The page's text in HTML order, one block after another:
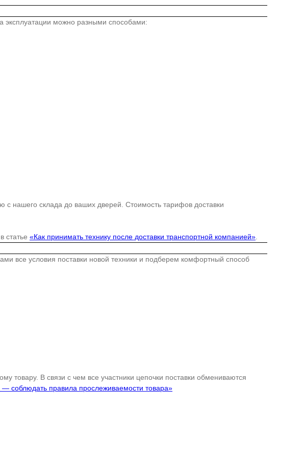
эксплуатации можно разными способами:
с нашего склада до ваших дверей. Стоимость тарифов доставки
статье «Как принимать технику после доставки транспортной компанией»
все условия поставки новой техники и подберем комфортный способ
товару. В связи с чем все участники цепочки поставки обмениваются
соблюдать правила прослеживаемости товара»